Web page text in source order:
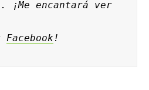
¡Me encantará ver
Facebook !